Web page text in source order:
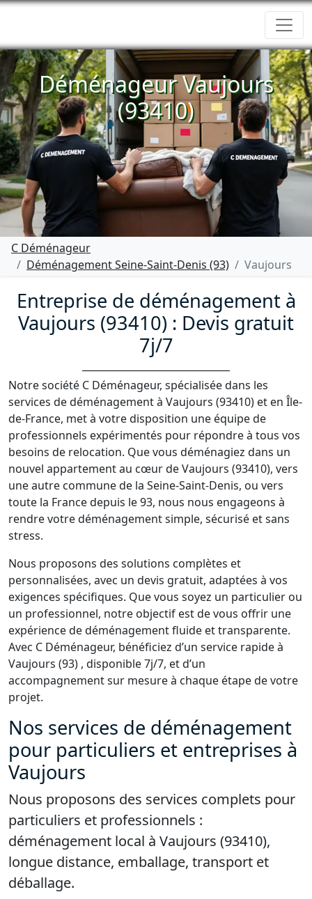
Déménageur Vaujours
(93410)
C Déménageur
Déménagement Seine-Saint-Denis (93)
Vaujours
Entreprise de déménagement à
Vaujours (93410) : Devis gratuit
7j/7
Notre société C Déménageur, spécialisée dans les
services de déménagement à Vaujours (93410) et en Île-
de-France, met à votre disposition une équipe de
professionnels expérimentés pour répondre à tous vos
besoins de relocation. Que vous déménagiez dans un
nouvel appartement au cœur de Vaujours (93410), vers
une autre commune de la Seine-Saint-Denis, ou vers
toute la France depuis le 93, nous nous engageons à
rendre votre déménagement simple, sécurisé et sans
stress.
Nous proposons des solutions complètes et
personnalisées, avec un devis gratuit, adaptées à vos
exigences spécifiques. Que vous soyez un particulier ou
un professionnel, notre objectif est de vous offrir une
expérience de déménagement fluide et transparente.
Avec C Déménageur, bénéficiez d’un service rapide à
Vaujours (93) , disponible 7j/7, et d’un
accompagnement sur mesure à chaque étape de votre
projet.
Nos services de déménagement
pour particuliers et entreprises à
Vaujours
Nous proposons des services complets pour
particuliers et professionnels :
déménagement local à Vaujours (93410),
longue distance, emballage, transport et
déballage.